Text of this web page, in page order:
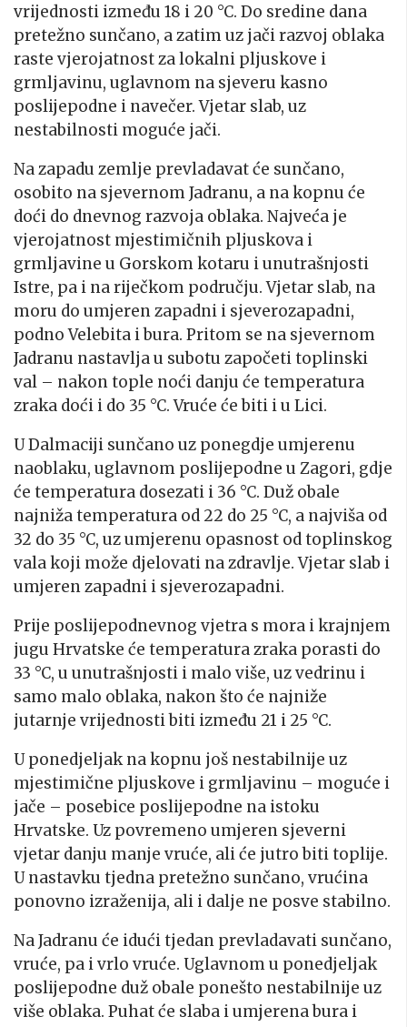
vrijednosti između 18 i 20 °C. Do sredine dana
pretežno sunčano, a zatim uz jači razvoj oblaka
raste vjerojatnost za lokalni pljuskove i
grmljavinu, uglavnom na sjeveru kasno
poslijepodne i navečer. Vjetar slab, uz
nestabilnosti moguće jači.
Na zapadu zemlje prevladavat će sunčano,
osobito na sjevernom Jadranu, a na kopnu će
doći do dnevnog razvoja oblaka. Najveća je
vjerojatnost mjestimičnih pljuskova i
grmljavine u Gorskom kotaru i unutrašnjosti
Istre, pa i na riječkom području. Vjetar slab, na
moru do umjeren zapadni i sjeverozapadni,
podno Velebita i bura. Pritom se na sjevernom
Jadranu nastavlja u subotu započeti toplinski
val – nakon tople noći danju će temperatura
zraka doći i do 35 °C. Vruće će biti i u Lici.
U Dalmaciji sunčano uz ponegdje umjerenu
naoblaku, uglavnom poslijepodne u Zagori, gdje
će temperatura dosezati i 36 °C. Duž obale
najniža temperatura od 22 do 25 °C, a najviša od
32 do 35 °C, uz umjerenu opasnost od toplinskog
vala koji može djelovati na zdravlje. Vjetar slab i
umjeren zapadni i sjeverozapadni.
Prije poslijepodnevnog vjetra s mora i krajnjem
jugu Hrvatske će temperatura zraka porasti do
33 °C, u unutrašnjosti i malo više, uz vedrinu i
samo malo oblaka, nakon što će najniže
jutarnje vrijednosti biti između 21 i 25 °C.
U ponedjeljak na kopnu još nestabilnije uz
mjestimične pljuskove i grmljavinu – moguće i
jače – posebice poslijepodne na istoku
Hrvatske. Uz povremeno umjeren sjeverni
vjetar danju manje vruće, ali će jutro biti toplije.
U nastavku tjedna pretežno sunčano, vrućina
ponovno izraženija, ali i dalje ne posve stabilno.
Na Jadranu će idući tjedan prevladavati sunčano,
vruće, pa i vrlo vruće. Uglavnom u ponedjeljak
poslijepodne duž obale ponešto nestabilnije uz
više oblaka. Puhat će slaba i umjerena bura i